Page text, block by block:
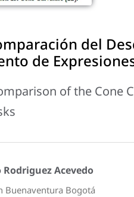
del
de
of the Cone
Acevedo
Buenaventura Bogotá